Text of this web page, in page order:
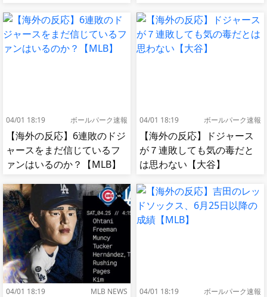
04/01 18:19 ボールパーク速報
【海外の反応】6連敗のドジ
ャースをまだ信じているフ
ァンはいるのか？【MLB】
04/01 18:19 ボールパーク速報
【海外の反応】ドジャース
が７連敗しても気の毒だと
は思わない【大谷】
04/01 18:19 MLB NEWS 04/01 18:19 ボールパーク速報